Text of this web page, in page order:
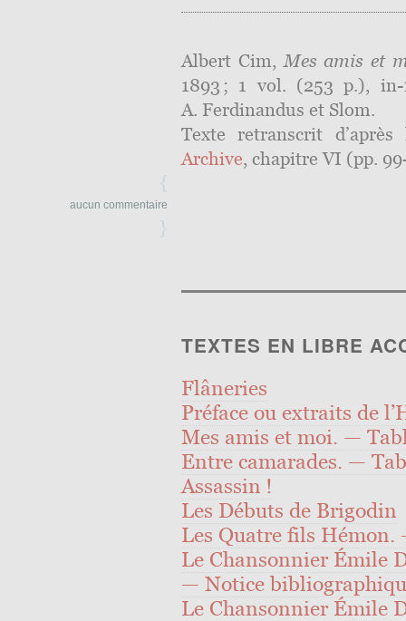
Albert Cim,Mes amis et
1893 ; 1 vol. (253 p.), in-
A. Ferdinandus et Slom.
Texte retranscrit
Archive, chapitre VI (pp.
{
aucun commentaire
}
TEXTES EN LIBRE
Flâneries
Préface ou extraits de
Mes amis et moi. —
Entre camarades. —
Assassin !
Les Débuts de Brigodin
Les Quatre fils Hémon.
Le Chansonnier Émile
— Notice
Le Chansonnier Émile